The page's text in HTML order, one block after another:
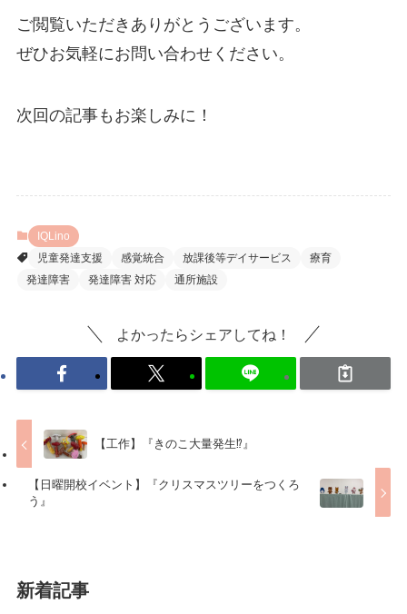
ご閲覧いただきありがとうございます。
ぜひお気軽にお問い合わせください。
次回の記事もお楽しみに！
IQLino
児童発達支援
感覚統合 放課後等デイサービス
療育
発達障害
発達障害 対応 通所施設
よかったらシェアしてね！
【工作】『きのこ大量発生⁉』
【日曜開校イベント】『クリスマスツリーをつくろ
う』
新着記事